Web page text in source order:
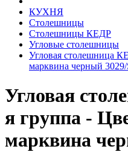
КУХНЯ
Столешницы
Столешницы КЕДР
Угловые столешницы
Угловая столешница
марквина черный 3029/
Угловая
я группа -
марквина